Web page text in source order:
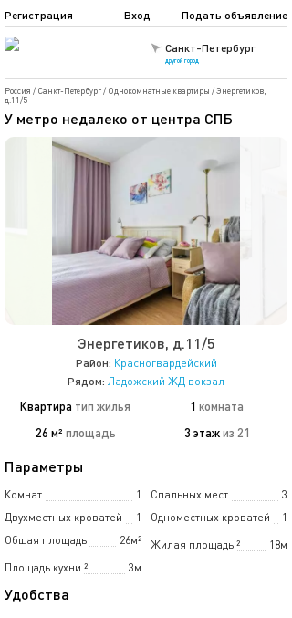
Санкт-Петербург
другой город
Подать объявление
Регистрация Вход
Россия / Санкт-Петербург/ Однокомнатные квартиры /Энергетиков,
д.11/5
У метро недалеко от центра СПБ
Энергетиков, д.11/5
Район: Красногвардейский
Рядом: Ладожский ЖД вокзал
Квартира тип жилья 1 комната
26 м² площадь 3 этаж из 21
Параметры
Комнат 1 Спальных мест
3
Двухместных кроватей
1 Одноместных кроватей
1
Общая площадь
26м² Жилая площадь 18м
²
Площадь кухни
3м
²
Удобства